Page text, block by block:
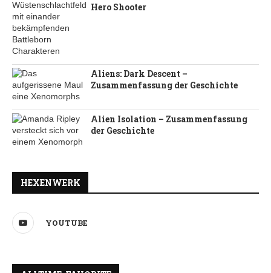
Hero Shooter
Aliens: Dark Descent –
Zusammenfassung der Geschichte
Alien Isolation – Zusammenfassung
der Geschichte
HEXENWERK
YOUTUBE